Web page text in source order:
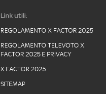
Link utili:
REGOLAMENTO X FACTOR 2025
REGOLAMENTO TELEVOTO X
FACTOR 2025 E PRIVACY
X FACTOR 2025
SITEMAP